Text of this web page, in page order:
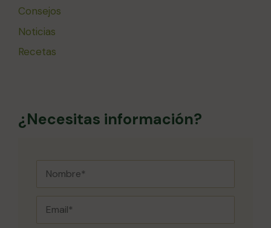
Consejos
Noticias
Recetas
¿Necesitas información?